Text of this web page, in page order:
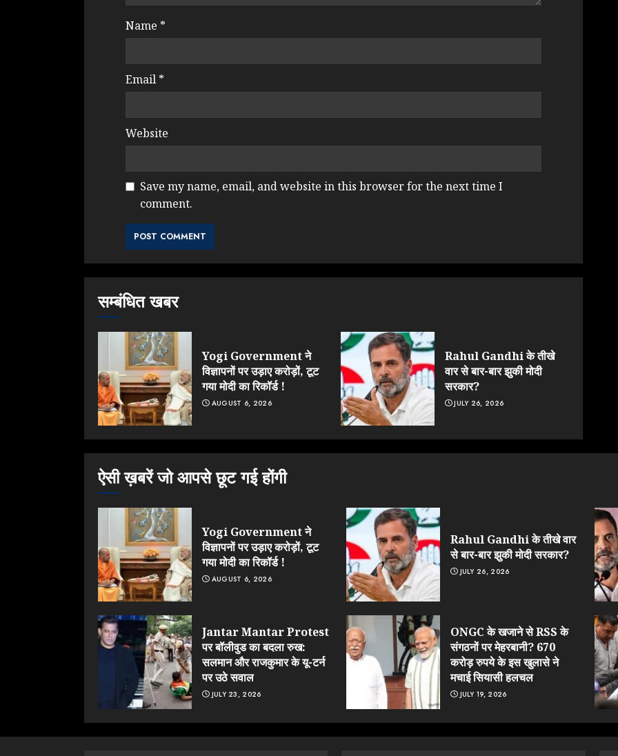
Name *
Email *
Website
Save my name, email, and website in this browser for the next time I
comment.
सम्बंधित खबर
Yogi Government ने
विज्ञापनों पर उड़ाए करोड़ों, टूट
गया मोदी का रिकॉर्ड !
AUGUST 6, 2026
Rahul Gandhi के तीखे
वार से बार-बार झुकी मोदी
सरकार?
JULY 26, 2026
ऐसी ख़बरें जो आपसे छूट गई होंगी
Yogi Government ने
विज्ञापनों पर उड़ाए करोड़ों, टूट
गया मोदी का रिकॉर्ड !
AUGUST 6, 2026
Rahul Gandhi के तीखे वार
से बार-बार झुकी मोदी सरकार?
JULY 26, 2026
Jantar Mantar Protest
पर बॉलीवुड का बदला रुख:
सलमान और राजकुमार के यू-टर्न
पर उठे सवाल
JULY 23, 2026
ONGC के खजाने से RSS के
संगठनों पर मेहरबानी? 670
करोड़ रुपये के इस खुलासे ने
मचाई सियासी हलचल
JULY 19, 2026